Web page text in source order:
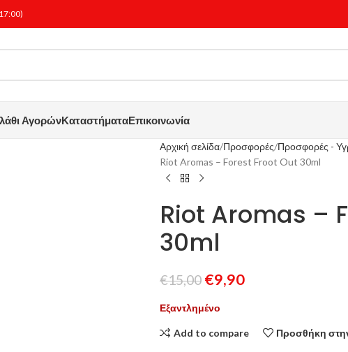
ΑγορώνΚαταστήματαΕπικοινωνία
Αρχική σελίδα Προσφορές Προσφορές -
Riot Aromas – Forest Froot Out 30ml
Riot Aromas –
30ml
€15,00 €9,90
Εξαντλημένο
Add to compare Προσθήκη